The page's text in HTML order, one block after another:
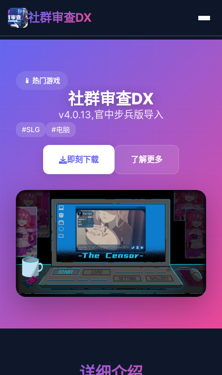
社群审查DX
📱 热门游戏
社群审查DX
v4.0.13,官中步兵版导入
#SLG #电脑
即刻下载 了解更多